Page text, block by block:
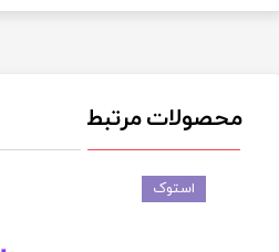
محصولات مرتبط
استوک